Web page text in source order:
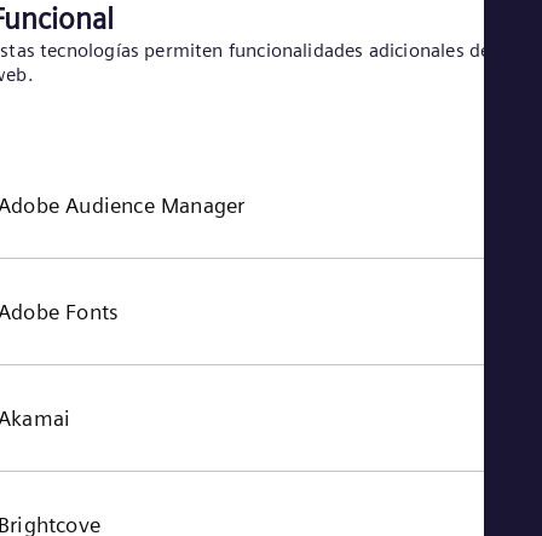
tecnologías permiten funcionalidades adicionales del sitio
Audience Manager
Fonts